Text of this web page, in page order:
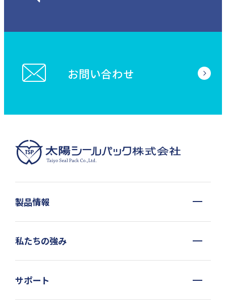
お問い合わせ
製品情報
私たちの強み
サポート